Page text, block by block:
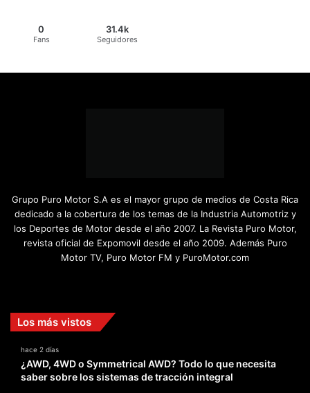
0
Fans
31.4k
Seguidores
Grupo Puro Motor S.A es el mayor grupo de medios de Costa Rica
dedicado a la cobertura de los temas de la Industria Automotriz y
los Deportes de Motor desde el año 2007. La Revista Puro Motor,
revista oficial de Expomovil desde el año 2009. Además Puro
Motor TV, Puro Motor FM y PuroMotor.com
Los más vistos
hace 2 días
¿AWD, 4WD o Symmetrical AWD? Todo lo que necesita
saber sobre los sistemas de tracción integral